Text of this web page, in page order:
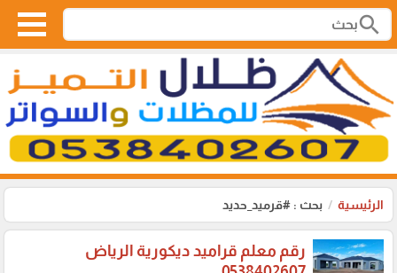
search
الرئيسية بحث : #قرميد_حديد
رقم معلم قراميد ديكورية الرياض